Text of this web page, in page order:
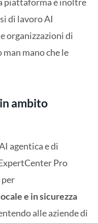
di lavoro AI
organizzazioni di
mano che le
ambito
agentica e di
Pro
e in sicurezza
alle aziende di